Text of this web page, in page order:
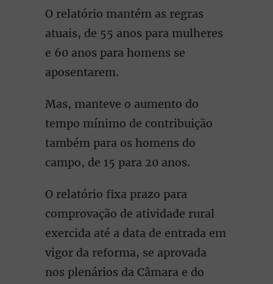
O relatório mantém as regras
atuais, de 55 anos para mulheres
e 60 anos para homens se
aposentarem.
Mas, manteve o aumento do
tempo mínimo de contribuição
também para os homens do
campo, de 15 para 20 anos.
O relatório fixa prazo para
comprovação de atividade rural
exercida até a data de entrada em
vigor da reforma, se aprovada
nos plenários da Câmara e do